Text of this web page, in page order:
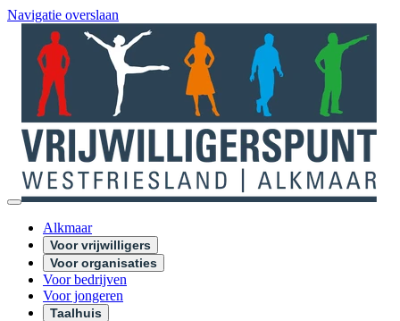
Navigatie overslaan
Alkmaar
Voor vrijwilligers
Voor organisaties
Voor bedrijven
Voor jongeren
Taalhuis